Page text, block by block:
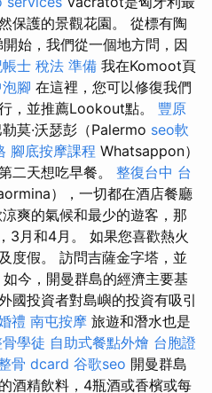
保護的景觀花園。 從標有陶
始，我們從一個地方問，因
士 稅法 準備 我在Komoot頁
腳 在這裡，您可以修復我們
，並推薦Lookout點。 豐原
莫·沃瑟彭（Palermo seo軟
腳底按摩課程 Whatsappon）
二天想吃早餐。 整復台中 台
），一切都在酒店餐廳
爽的氣候和最少的遊客，那
3月和4月。 如果您喜歡熱火
度假。 訪問吉薩金字塔，並
今，開曼群島的經濟主要基
國投資者對島嶼的投資有吸引
禮 南屯按摩 旅遊和潛水也是
學徒 自助式餐點外燴 台胞證
骨 dcard 谷歌seo 開曼群島
酒精飲料，4瓶酒或香檳或每